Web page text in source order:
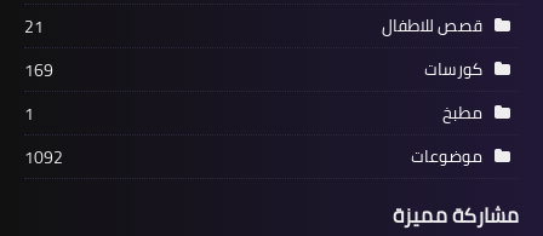
قصص للاطفال
21
كورسات
169
مطبخ
1
موضوعات
1092
مشاركة مميزة